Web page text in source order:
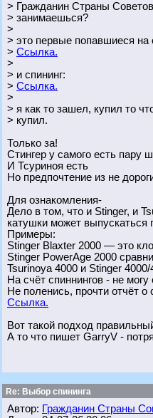
> Гражданин Страны
> занимаешься?
>
> это первые попавшиеся на
> Ссылка.
>
> и спининг:
> Ссылка.
>
> я как то зашел, купил то
> купил.
Только за!
Стингер у самого есть пару
И Тсуриноя есть
Но предпочтение из не
Для ознакомления-
Дело в том, что и Stinger, и
катушки может
Примеры:
Stinger Blaxter 2000 — это
Stinger PowerAge 2000
Tsurinoya 4000 и Stinger
На счёт спиннингов - не
Не поленись, прочти отчёт о
Ссылка.
Вот такой подход
А то что пишет GarryV -
Re: Выбор спининга
Автор: Гражданин Страны